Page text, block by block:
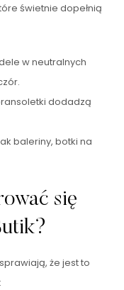
świetnie dopełnią
w neutralnych
dodadzą
baleriny, botki na
się
że jest to